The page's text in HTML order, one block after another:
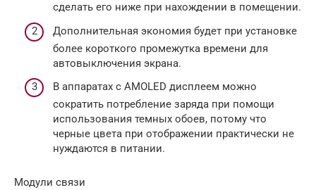
сделать его ниже при нахождении в помещении.
Дополнительная экономия будет при установке
более короткого промежутка времени для
автовыключения экрана.
В аппаратах с AMOLED дисплеем можно
сократить потребление заряда при помощи
использования темных обоев, потому что
черные цвета при отображении практически не
нуждаются в питании.
Модули связи